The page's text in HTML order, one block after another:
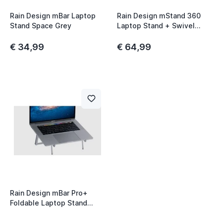
Rain Design mBar Laptop
Stand Space Grey
€ 34,99
Rain Design mStand 360
Laptop Stand + Swivel
€ 64,99
Rain Design mBar Pro+
Foldable Laptop Stand